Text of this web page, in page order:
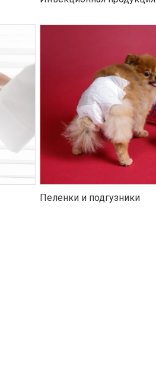
Пеленки и подгузники